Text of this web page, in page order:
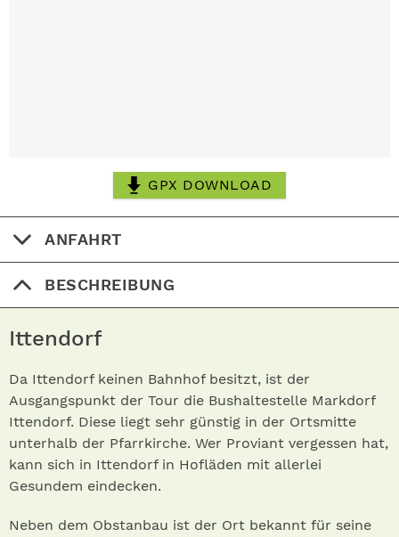
GPX DOWNLOAD
ANFAHRT
BESCHREIBUNG
Ittendorf
Da Ittendorf keinen Bahnhof besitzt, ist der
Ausgangspunkt der Tour die Bushaltestelle Markdorf
Ittendorf. Diese liegt sehr günstig in der Ortsmitte
unterhalb der Pfarrkirche. Wer Proviant vergessen hat,
kann sich in Ittendorf in Hofläden mit allerlei
Gesundem eindecken.
Neben dem Obstanbau ist der Ort bekannt für seine